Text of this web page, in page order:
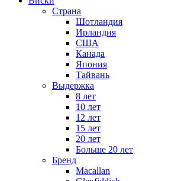
Страна
Шотландия
Ирландия
США
Канада
Япония
Тайвань
Выдержка
8 лет
10 лет
12 лет
15 лет
20 лет
Больше 20 лет
Бренд
Macallan